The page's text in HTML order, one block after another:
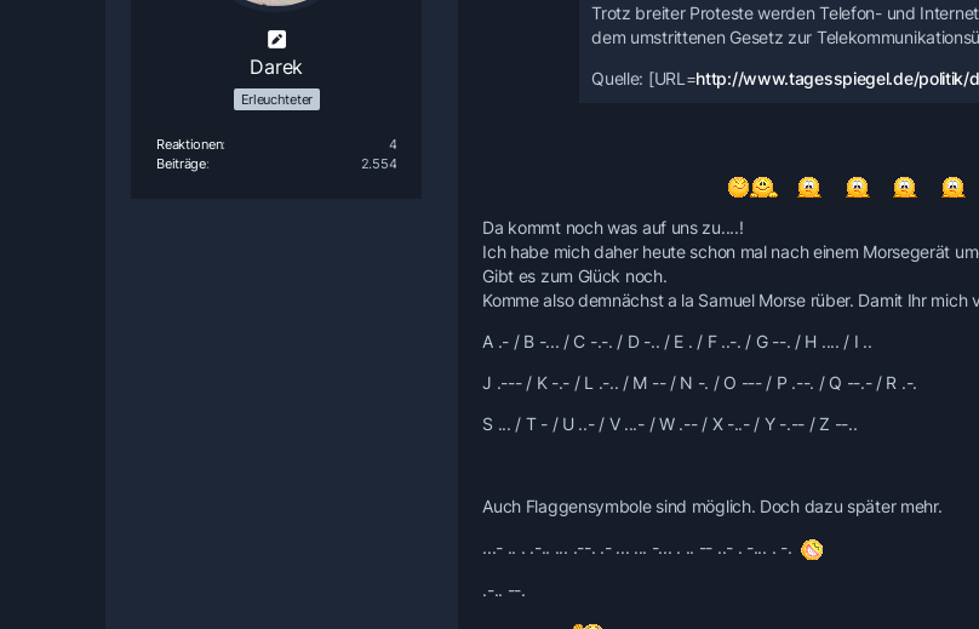
Darek
Erleuchteter
Reaktionen
4
Beiträge
2.554
Trotz breiter Proteste werden Telefon- und
dem umstrittenen Gesetz zur
Quelle: [URL=http://www.tagesspiegel.de/
Da kommt noch was auf uns zu....!
Ich habe mich daher heute schon mal nach einem Morsegerät
Gibt es zum Glück noch.
Komme also demnächst a la Samuel Morse rüber. Damit Ihr
A .- / B -... / C -.-. / D -.. / E . / F ..-. / G --. / H .... / I ..
J .--- / K -.- / L .-.. / M -- / N -. / O --- / P .--. / Q --.- / R .-.
S ... / T - / U ..- / V ...- / W .-- / X -..- / Y -.-- / Z --..
Auch Flaggensymbole sind möglich. Doch dazu später mehr.
...- .. . .-.. ... .--. .- ... ... -... . .. -- ..- . -... . -.
.-.. --.